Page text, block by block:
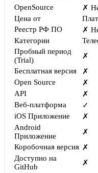
OpenSource
✗
Цена от
Реестр РФ ПО
✗
Категории
Пробный период
(Trial)
✗
Бесплатная версия
✗
Open Source
✗
API
✗
Веб-платформа
✓
iOS Приложение
✗
Android
Приложение
✗
Коробочная версия ✗
Доступно на
GitHub
✗